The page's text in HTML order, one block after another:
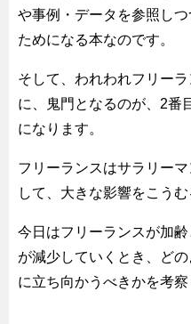
や事例・データを参照し
ためになる本なのです。
そして、われわれフリー
に、鬼門となるのが、2番
になります。
フリーランスはサラリー
して、大きな影響をこうむ
今日はフリーランスが加
が減少していくとき、ど
に立ち向かうべきかを考察